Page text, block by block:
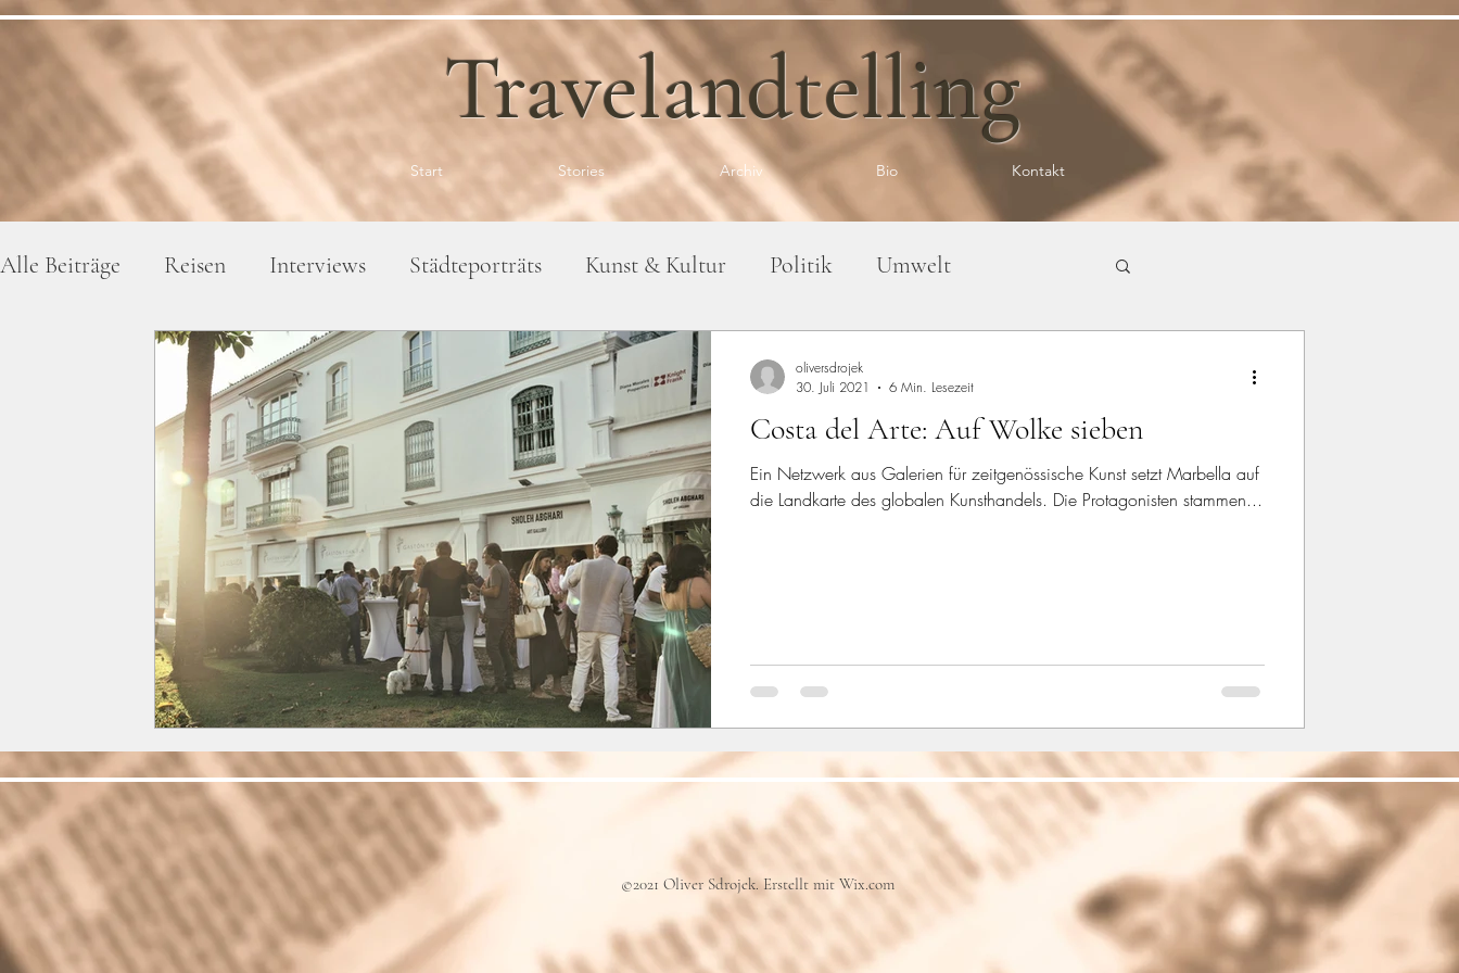
Travelandtelling
Start Stories Archiv Bio Kontakt
Alle Beiträge Reisen Interviews Städteporträts Kunst & Kultur Politik Umwelt
Costa del Arte: Auf Wolke sieben
Ein Netzwerk aus Galerien für zeitgenössische Kunst setzt Marbella auf
die Landkarte des globalen Kunsthandels. Die Protagonisten stammen...
oliversdrojek
30. Juli 2021
6 Min. Lesezeit
©2021 Oliver Sdrojek. Erstellt mit Wix.com